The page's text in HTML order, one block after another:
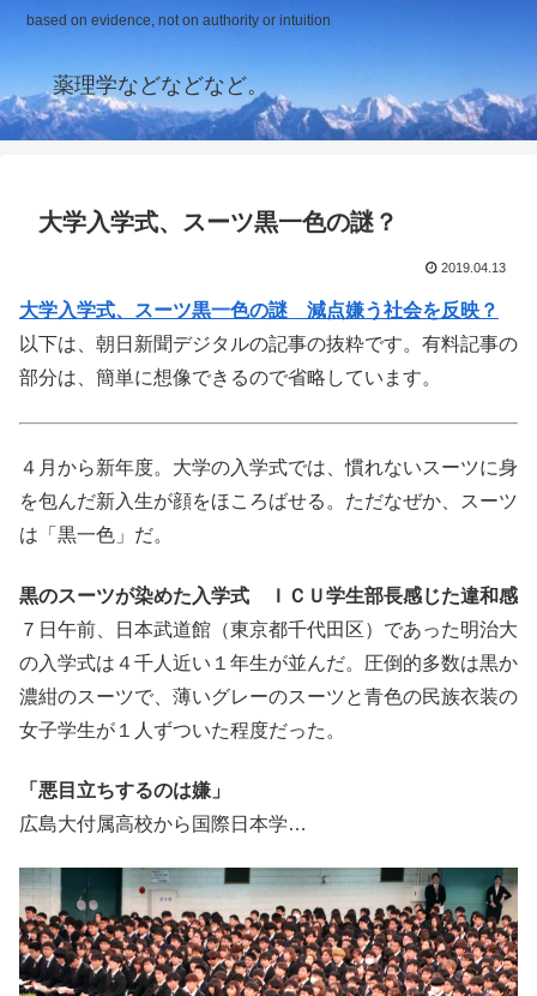
based on evidence, not on authority or intuition
薬理学などなどなど。
大学入学式、スーツ黒一色の謎？
2019.04.13
大学入学式、スーツ黒一色の謎 減点嫌う社会を反映？
以下は、朝日新聞デジタルの記事の抜粋です。有料記事の
部分は、簡単に想像できるので省略しています。
４月から新年度。大学の入学式では、慣れないスーツに身
を包んだ新入生が顔をほころばせる。ただなぜか、スーツ
は「黒一色」だ。
黒のスーツが染めた入学式 ＩＣＵ学生部長感じた違和感
７日午前、日本武道館（東京都千代田区）であった明治大
の入学式は４千人近い１年生が並んだ。圧倒的多数は黒か
濃紺のスーツで、薄いグレーのスーツと青色の民族衣装の
女子学生が１人ずついた程度だった。
「悪目立ちするのは嫌」
広島大付属高校から国際日本学…